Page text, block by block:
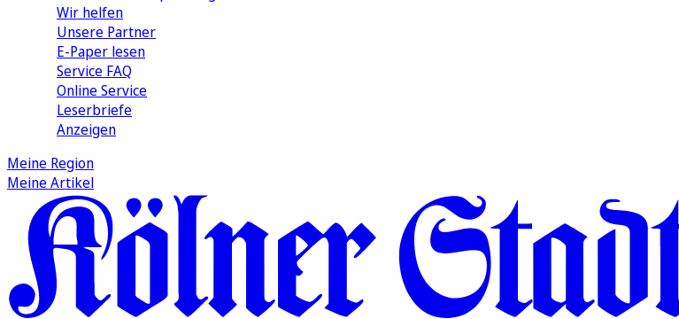
Wir helfen
Unsere Partner
E-Paper lesen
Service FAQ
Online Service
Leserbriefe
Anzeigen
Meine Region
Meine Artikel